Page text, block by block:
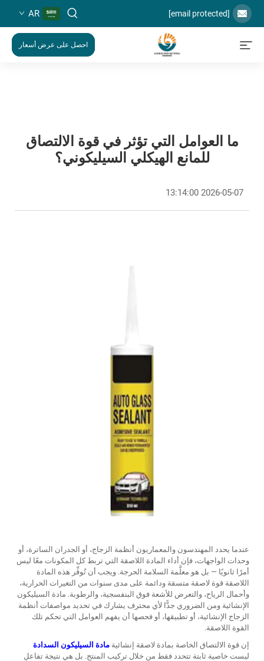
[email protected]
AR
احصل على عرض أسعار
ما العوامل التي تؤثر في قوة الالتصاق
للمانع الهيكلي السيليكوني؟
2026-05-07 13:14:00
عندما يحدد المهندسون والمعماريون أنظمة الزجاج، أو الجدران الساترة، أو
وحدات الواجهات، فإن أداء المادة اللاصقة التي تربط كل المكونات معًا ليس
أمرًا ثانويًا — بل هو معلَّمة السلامة الحرجة. ويجب أن تُوفِّر هذه المادة
اللاصقة قوة لاصقة متسقة ودائمة على مدى سنوات من التغيرات الحرارية،
وأحمال الرياح، والتعرض للأشعة فوق البنفسجية، والرطوبة. مادة السيليكون
الإنشائية ومن الضروري جدًّا لأي محترف يشارك في تحديد مواصفات أنظمة
الزجاج الإنشائية، أو تطبيقها، أو فحصها أن يفهم العوامل التي تحكم تلك
القوة اللاصقة.
إن قوة الالتصاق الخاصة بمادة لاصقة إنشائية مادة السيليكون السدادة
ليست خاصية ثابتة تتحدد فقط من خلال تركيب المنتج. بل هي نتيجة تفاعلٍ